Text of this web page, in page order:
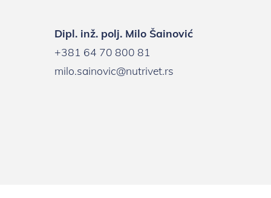
Dipl. inž. polj. Milo Šainović
+381 64 70 800 81
milo.sainovic@nutrivet.rs